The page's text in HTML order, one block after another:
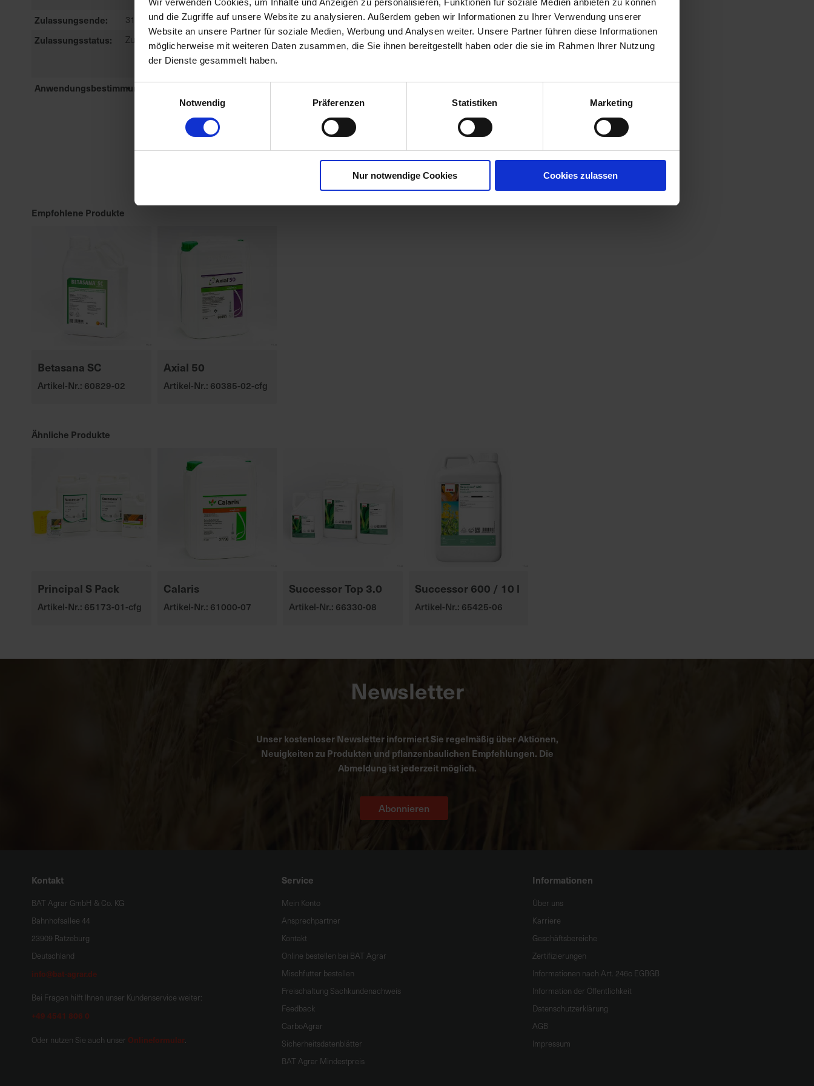
Wir verwenden Cookies, um Inhalte und Anzeigen zu personalisieren, Funktionen für soziale Medien anbieten zu können
und die Zugriffe auf unsere Website zu analysieren. Außerdem geben wir Informationen zu Ihrer Verwendung unserer
Website an unsere Partner für soziale Medien, Werbung und Analysen weiter. Unsere Partner führen diese Informationen
möglicherweise mit weiteren Daten zusammen, die Sie ihnen bereitgestellt haben oder die sie im Rahmen Ihrer Nutzung
der Dienste gesammelt haben.
Einwilligungsauswahl
Notwendig
Präferenzen Statistiken Marketing
Nur notwendige Cookies Cookies zulassen
Zulassungsende
31.12.2027 Zulassungsanfang 06.02.2014
Zulassungsstatus Zugelassen
Zugelassene
Schaderreger
EINJÄHRIGE ZWEIKEIMBLÄTTRIGE
UNKRÄUTER, HÜHNERHIRSE:
Anwendungsbestimmungen
DER HÖCHSTEN DURCH DIE
ZULASSUNG FESTGELEGTEN
AUFWANDMENGE ODER
Empfohlene Produkte
Betasana SC
Artikel-Nr.: 60829-02
Axial 50
Artikel-Nr.: 60385-02-cfg
Ähnliche Produkte
Principal S Pack
Artikel-Nr.: 65173-01-cfg
Calaris
Artikel-Nr.: 61000-07
Successor Top 3.0
Artikel-Nr.: 66330-08
Successor 600 / 10 l
Artikel-Nr.: 65425-06
Newsletter
Unser kostenloser Newsletter informiert Sie regelmäßig über Aktionen,
Neuigkeiten zu Produkten und pflanzenbaulichen Empfehlungen. Die
Abmeldung ist jederzeit möglich.
Abonnieren
Kontakt
BAT Agrar GmbH & Co. KG
Bahnhofsallee 44
23909 Ratzeburg
Deutschland
info@bat-agrar.de
Bei Fragen hilft Ihnen unser Kundenservice weiter:
+49 4541 806 0
Oder nutzen Sie auch unser Onlineformular.
Service
Mein Konto
Ansprechpartner
Kontakt
Online bestellen bei BAT Agrar
Mischfutter bestellen
Freischaltung Sachkundenachweis
Feedback
CarboAgrar
Sicherheitsdatenblätter
BAT Agrar Mindestpreis
Informationen
Über uns
Karriere
Geschäftsbereiche
Zertifizierungen
Informationen nach Art. 246c EGBGB
Information der Öffentlichkeit
Datenschutzerklärung
AGB
Impressum